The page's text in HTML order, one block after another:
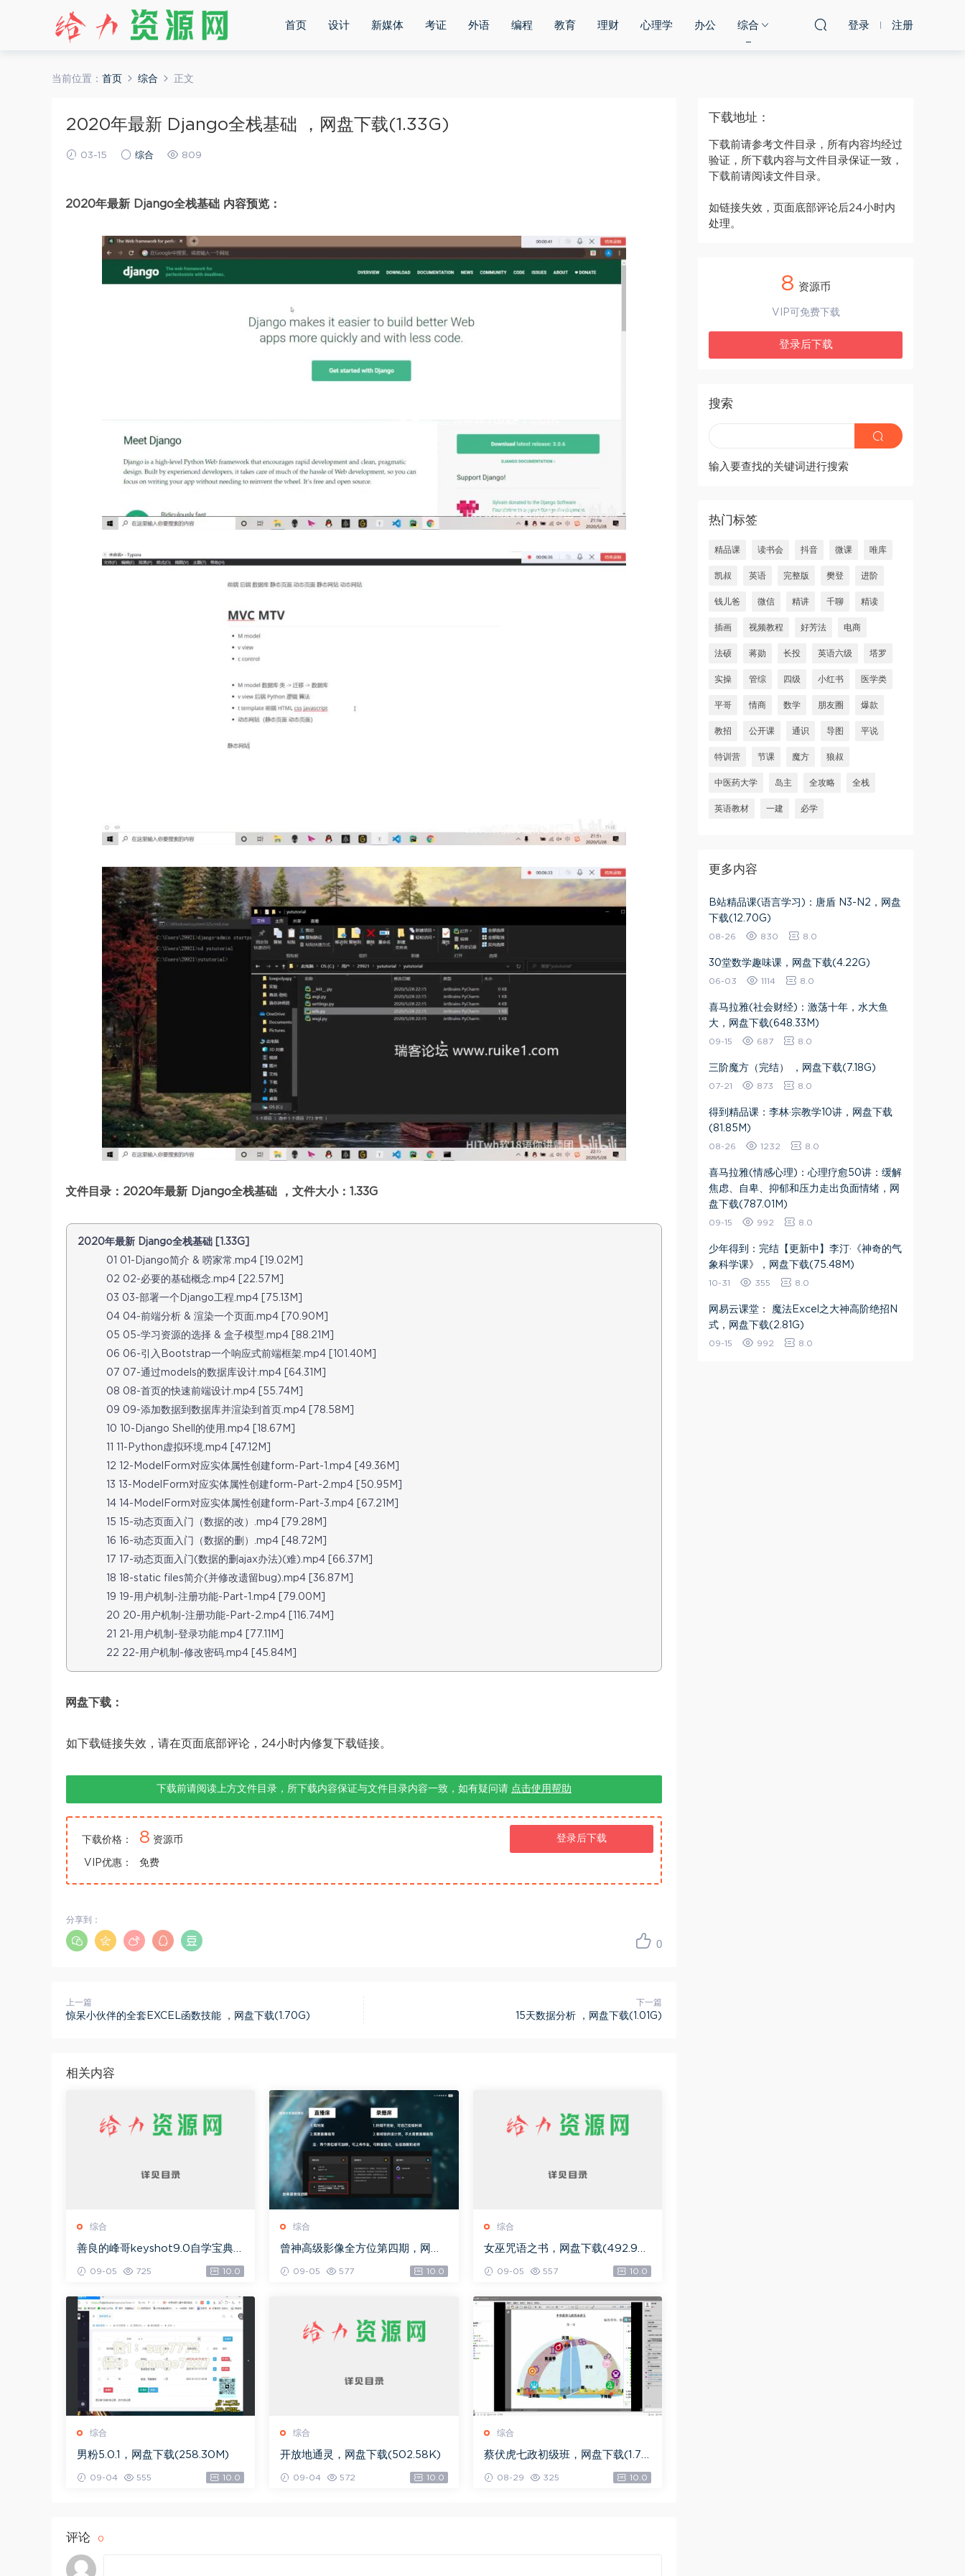
首页 设计 新媒体 考证 外语 编程 教育 理财 心理学 办公 综合 登录 注册
当前位置： 首页 综合 正文
2020年最新 Django全栈基础 ，网盘下载(1.33G)
03-15 综合 809
2020年最新 Django全栈基础 内容预览：
文件目录：2020年最新 Django全栈基础 ，文件大小：1.33G
2020年最新 Django全栈基础 [1.33G]
01 01-Django简介 & 唠家常.mp4 [19.02M]
02 02-必要的基础概念.mp4 [22.57M]
03 03-部署一个Django工程.mp4 [75.13M]
04 04-前端分析 & 渲染一个页面.mp4 [70.90M]
05 05-学习资源的选择 & 盒子模型.mp4 [88.21M]
06 06-引入Bootstrap一个响应式前端框架.mp4 [101.40M]
07 07-通过models的数据库设计.mp4 [64.31M]
08 08-首页的快速前端设计.mp4 [55.74M]
09 09-添加数据到数据库并渲染到首页.mp4 [78.58M]
10 10-Django Shell的使用.mp4 [18.67M]
11 11-Python虚拟环境.mp4 [47.12M]
12 12-ModelForm对应实体属性创建form-Part-1.mp4 [49.36M]
13 13-ModelForm对应实体属性创建form-Part-2.mp4 [50.95M]
14 14-ModelForm对应实体属性创建form-Part-3.mp4 [67.21M]
15 15-动态页面入门（数据的改）.mp4 [79.28M]
16 16-动态页面入门（数据的删）.mp4 [48.72M]
17 17-动态页面入门(数据的删ajax办法)(难).mp4 [66.37M]
18 18-static files简介(并修改遗留bug).mp4 [36.87M]
19 19-用户机制-注册功能-Part-1.mp4 [79.00M]
20 20-用户机制-注册功能-Part-2.mp4 [116.74M]
21 21-用户机制-登录功能.mp4 [77.11M]
22 22-用户机制-修改密码.mp4 [45.84M]
网盘下载：
如下载链接失效，请在页面底部评论，24小时内修复下载链接。
下载前请阅读上方文件目录，所下载内容保证与文件目录内容一致，如有疑问请 点击使用帮助
下载价格： 8 资源币
VIP优惠： 免费
登录后下载
0
分享到：
上一篇
惊呆小伙伴的全套EXCEL函数技能 ，网盘下载(1.70G)
下一篇
15天数据分析 ，网盘下载(1.01G)
相关内容
综合
善良的峰哥keyshot9.0自学宝典，
09-05 725 10.0
综合
曾神高级影像全方位第四期，网盘
09-05 577 10.0
综合
女巫咒语之书，网盘下载(492.99
09-05 557 10.0
综合
男粉5.0.1，网盘下载(258.30M)
09-04 555 10.0
综合
开放地通灵，网盘下载(502.58K)
09-04 572 10.0
综合
蔡伏虎七政初级班，网盘下载(1.79
08-29 325 10.0
评论 0
下载地址：
下载前请参考文件目录，所有内容均经过
验证，所下载内容与文件目录保证一致，
下载前请阅读文件目录。
如链接失效，页面底部评论后24小时内
处理。
8 资源币
VIP可免费下载
登录后下载
搜索
输入要查找的关键词进行搜索
热门标签
精品课 读书会 抖音 微课 唯库
凯叔 英语 完整版 樊登 进阶
钱儿爸 微信 精讲 千聊 精读
插画 视频教程 好芳法 电商
法硕 蒋勋 长投 英语六级 塔罗
实操 管综 四级 小红书 医学类
平哥 情商 数学 朋友圈 爆款
教招 公开课 通识 导图 平说
特训营 节课 魔方 狼叔
中医药大学 岛主 全攻略 全栈
英语教材 一建 必学
更多内容
B站精品课(语言学习)：唐盾 N3-N2，网盘
下载(12.70G)
08-26 830 8.0
30堂数学趣味课，网盘下载(4.22G)
06-03 1114 8.0
喜马拉雅(社会财经)：激荡十年，水大鱼
大，网盘下载(648.33M)
09-15 687 8.0
三阶魔方（完结） ，网盘下载(7.18G)
07-21 873 8.0
得到精品课：李林·宗教学10讲，网盘下载
(81.85M)
08-26 1232 8.0
喜马拉雅(情感心理)：心理疗愈50讲：缓解
焦虑、自卑、抑郁和压力走出负面情绪，网
盘下载(787.01M)
09-15 992 8.0
少年得到：完结【更新中】李汀·《神奇的气
象科学课》，网盘下载(75.48M)
10-31 355 8.0
网易云课堂： 魔法Excel之大神高阶绝招N
式，网盘下载(2.81G)
09-15 992 8.0